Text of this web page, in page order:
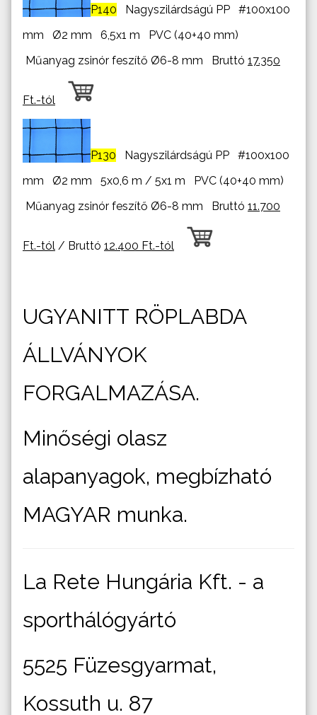
P140 Nagyszilárdságú PP #100x100
mm Ø2 mm 6,5x1 m PVC (40+40 mm)
Műanyag zsinór feszítő Ø6-8 mm Bruttó 17.350
Ft.-tól
P130 Nagyszilárdságú PP #100x100
mm Ø2 mm 5x0,6 m / 5x1 m PVC (40+40 mm)
Műanyag zsinór feszítő Ø6-8 mm Bruttó 11.700
Ft.-tól / Bruttó 12.400 Ft.-tól
UGYANITT RÖPLABDA
ÁLLVÁNYOK
FORGALMAZÁSA.
Minőségi olasz
alapanyagok, megbízható
MAGYAR munka.
La Rete Hungária Kft. - a
sporthálógyártó
5525 Füzesgyarmat,
Kossuth u. 87